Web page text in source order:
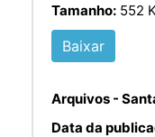
Tamanho: 552
Baixar
Arquivos -
Data da